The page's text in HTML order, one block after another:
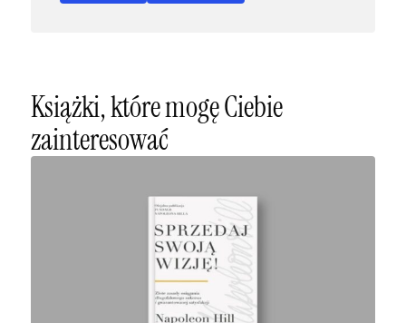
Książki, które mogę Ciebie
zainteresować